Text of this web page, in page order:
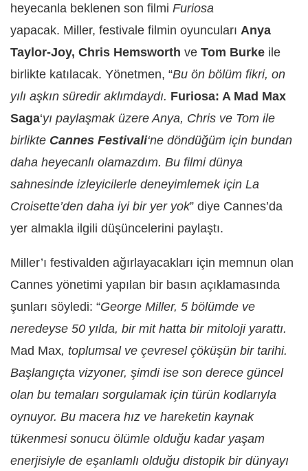
heyecanla beklenen son filmi Furiosa
yapacak. Miller, festivale filmin oyuncuları Anya
Taylor-Joy, Chris Hemsworth ve Tom Burke ile
birlikte katılacak. Yönetmen, “Bu ön bölüm fikri, on
yılı aşkın süredir aklımdaydı. Furiosa: A Mad Max
Saga‘yı paylaşmak üzere Anya, Chris ve Tom ile
birlikte Cannes Festivali‘ne döndüğüm için bundan
daha heyecanlı olamazdım. Bu filmi dünya
sahnesinde izleyicilerle deneyimlemek için La
Croisette’den daha iyi bir yer yok” diye Cannes’da
yer almakla ilgili düşüncelerini paylaştı.
Miller’ı festivalden ağırlayacakları için memnun olan
Cannes yönetimi yapılan bir basın açıklamasında
şunları söyledi: “George Miller, 5 bölümde ve
neredeyse 50 yılda, bir mit hatta bir mitoloji yarattı.
Mad Max, toplumsal ve çevresel çöküşün bir tarihi.
Başlangıçta vizyoner, şimdi ise son derece güncel
olan bu temaları sorgulamak için türün kodlarıyla
oynuyor. Bu macera hız ve hareketin kaynak
tükenmesi sonucu ölümle olduğu kadar yaşam
enerjisiyle de eşanlamlı olduğu distopik bir dünyayı